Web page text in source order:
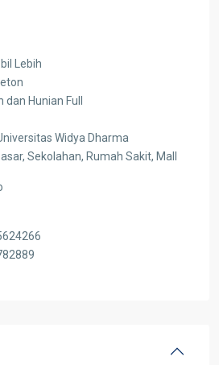
Lebih
dan Hunian Full
Widya Dharma
Sekolahan, Rumah Sakit, Mall